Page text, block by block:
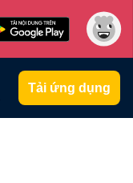
Tải ứng dụng